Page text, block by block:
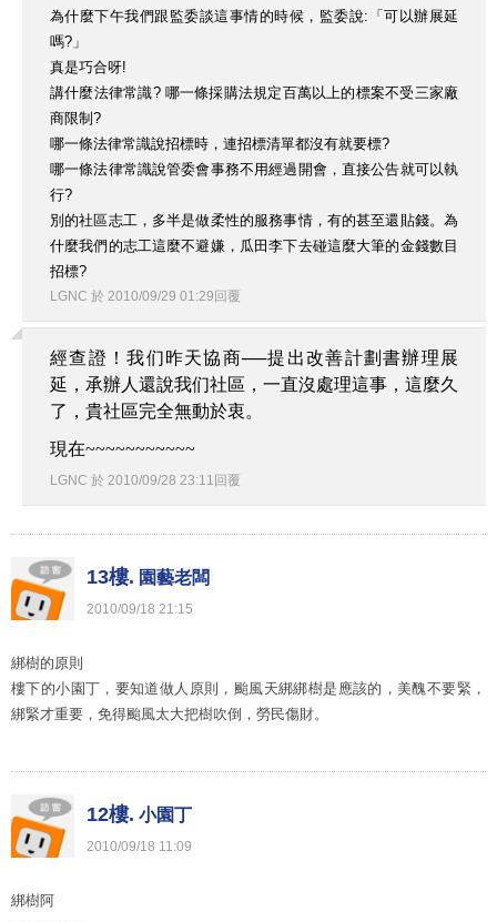
為什麼下午我們跟監委談這事情的時候，監委說:「可以辦展延
嗎?」
真是巧合呀!
講什麼法律常識? 哪一條採購法規定百萬以上的標案不受三家廠
商限制?
哪一條法律常識說招標時，連招標清單都沒有就要標?
哪一條法律常識說管委會事務不用經過開會，直接公告就可以執
行?
別的社區志工，多半是做柔性的服務事情，有的甚至還貼錢。為
什麼我們的志工這麼不避嫌，瓜田李下去碰這麼大筆的金錢數目
招標?
LGNC 於 2010/09/29 01:29 回覆
經查證！我们昨天協商──提出改善計劃書辦理展
延，承辦人還說我们社區，一直沒處理這事，這麼久
了，貴社區完全無動於衷。
現在~~~~~~~~~~~
LGNC 於 2010/09/28 23:11 回覆
13樓. 園藝老闆
2010/09/18 21:15
綁樹的原則
樓下的小園丁，要知道做人原則，颱風天綁綁樹是應該的，美醜不要緊，
綁緊才重要，免得颱風太大把樹吹倒，勞民傷財。
12樓. 小園丁
2010/09/18 11:09
綁樹阿